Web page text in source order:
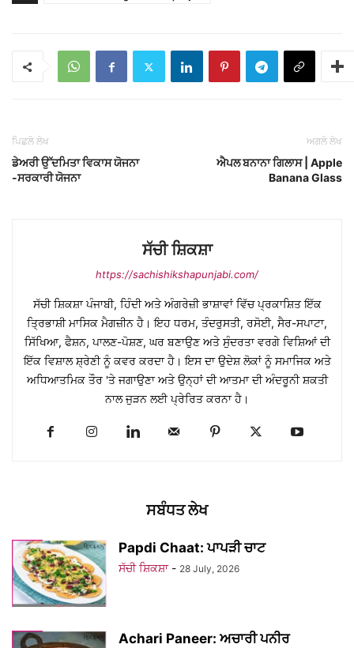
ਪਿਛਲੇ ਲੇਖ
ਡੇਅਰੀ ਉੱਦਮਿਤਾ ਵਿਕਾਸ ਯੋਜਨਾ
-ਸਰਕਾਰੀ ਯੋਜਨਾ
ਅਗਲੇ ਲੇਖ
ਐਪਲ ਬਨਾਨਾ ਗਿਲਾਸ | Apple
Banana Glass
ਸੱਚੀ ਸ਼ਿਕਸ਼ਾ
https://sachishikshapunjabi.com/
ਸੱਚੀ ਸ਼ਿਕਸ਼ਾ ਪੰਜਾਬੀ, ਹਿੰਦੀ ਅਤੇ ਅੰਗਰੇਜ਼ੀ ਭਾਸ਼ਾਵਾਂ ਵਿੱਚ ਪ੍ਰਕਾਸ਼ਿਤ ਇੱਕ
ਤ੍ਰਿਭਾਸ਼ੀ ਮਾਸਿਕ ਮੈਗਜ਼ੀਨ ਹੈ। ਇਹ ਧਰਮ, ਤੰਦਰੁਸਤੀ, ਰਸੋਈ, ਸੈਰ-ਸਪਾਟਾ,
ਸਿੱਖਿਆ, ਫੈਸ਼ਨ, ਪਾਲਣ-ਪੋਸ਼ਣ, ਘਰ ਬਣਾਉਣ ਅਤੇ ਸੁੰਦਰਤਾ ਵਰਗੇ ਵਿਸ਼ਿਆਂ ਦੀ
ਇੱਕ ਵਿਸ਼ਾਲ ਸ਼੍ਰੇਣੀ ਨੂੰ ਕਵਰ ਕਰਦਾ ਹੈ। ਇਸ ਦਾ ਉਦੇਸ਼ ਲੋਕਾਂ ਨੂੰ ਸਮਾਜਿਕ ਅਤੇ
ਅਧਿਆਤਮਿਕ ਤੌਰ 'ਤੇ ਜਗਾਉਣਾ ਅਤੇ ਉਨ੍ਹਾਂ ਦੀ ਆਤਮਾ ਦੀ ਅੰਦਰੂਨੀ ਸ਼ਕਤੀ
ਨਾਲ ਜੁੜਨ ਲਈ ਪ੍ਰੇਰਿਤ ਕਰਨਾ ਹੈ।
ਸਬੰਧਤ ਲੇਖ
Papdi Chaat: ਪਾਪੜੀ ਚਾਟ
ਸੱਚੀ ਸ਼ਿਕਸ਼ਾ - 28 July, 2026
Achari Paneer: ਅਚਾਰੀ ਪਨੀਰ